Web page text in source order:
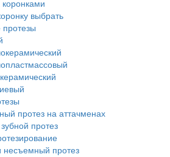
коронками
выбрать
протез на аттачменах
протез
протез